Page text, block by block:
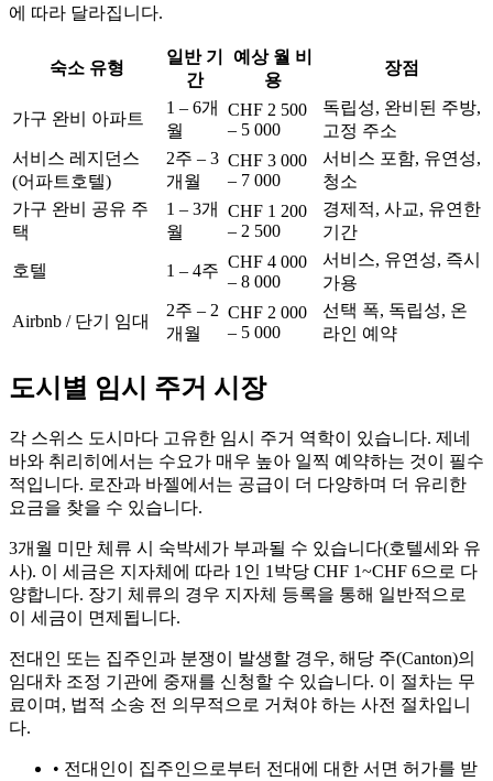
에 따라 달라집니다.
숙소 유형
일반 기
간
예상 월 비
용
장점
가구 완비 아파트
1 – 6개
월
CHF 2 500
– 5 000
독립성, 완비된 주방,
고정 주소
서비스 레지던스
(어파트호텔)
2주 – 3
개월
CHF 3 000
– 7 000
서비스 포함, 유연성,
청소
가구 완비 공유 주
택
1 – 3개
월
CHF 1 200
– 2 500
경제적, 사교, 유연한
기간
호텔 1 – 4주 CHF 4 000
– 8 000
서비스, 유연성, 즉시
가용
Airbnb / 단기 임대
2주 – 2
개월
CHF 2 000
– 5 000
선택 폭, 독립성, 온
라인 예약
도시별 임시 주거 시장
각 스위스 도시마다 고유한 임시 주거 역학이 있습니다. 제네
바와 취리히에서는 수요가 매우 높아 일찍 예약하는 것이 필수
적입니다. 로잔과 바젤에서는 공급이 더 다양하며 더 유리한
요금을 찾을 수 있습니다.
3개월 미만 체류 시 숙박세가 부과될 수 있습니다(호텔세와 유
사). 이 세금은 지자체에 따라 1인 1박당 CHF 1~CHF 6으로 다
양합니다. 장기 체류의 경우 지자체 등록을 통해 일반적으로
이 세금이 면제됩니다.
전대인 또는 집주인과 분쟁이 발생할 경우, 해당 주(Canton)의
임대차 조정 기관에 중재를 신청할 수 있습니다. 이 절차는 무
료이며, 법적 소송 전 의무적으로 거쳐야 하는 사전 절차입니
다.
• 전대인이 집주인으로부터 전대에 대한 서면 허가를 받